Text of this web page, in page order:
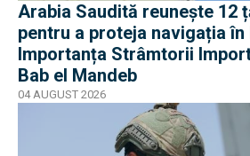
Arabia Saudită reunește 12
pentru a proteja navigația în
Importanța Strâmtorii
Bab el Mandeb
04 AUGUST 2026